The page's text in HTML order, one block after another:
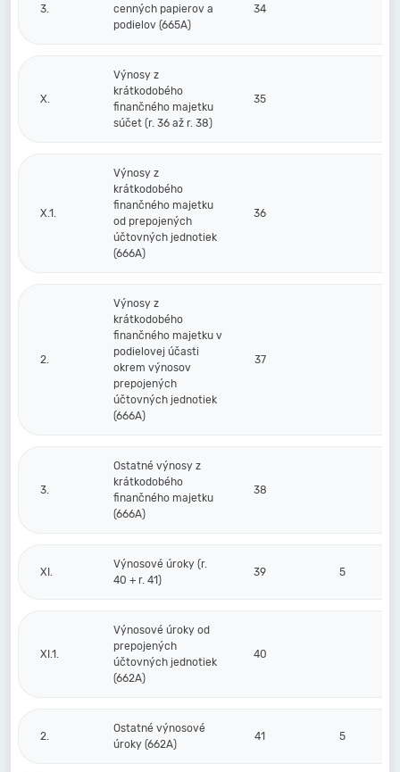
3.
cenných papierov a
podielov (665A)
34
X.
Výnosy z
krátkodobého
finančného majetku
súčet (r. 36 až r. 38)
35
X.1.
Výnosy z
krátkodobého
finančného majetku
od prepojených
účtovných jednotiek
(666A)
36
2.
Výnosy z
krátkodobého
finančného majetku v
podielovej účasti
okrem výnosov
prepojených
účtovných jednotiek
(666A)
37
3.
Ostatné výnosy z
krátkodobého
finančného majetku
(666A)
38
XI.
Výnosové úroky (r.
40 + r. 41)
39 5
XI.1.
Výnosové úroky od
prepojených
účtovných jednotiek
(662A)
40
2.
Ostatné výnosové
úroky (662A)
41 5